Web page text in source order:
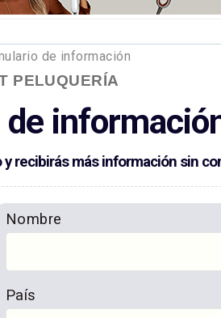
de información
PELUQUERÍA
y recibirás más información sin
Nombre
País